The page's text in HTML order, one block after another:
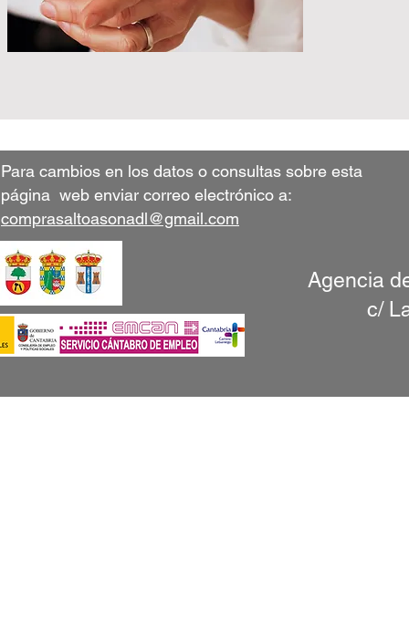
Para cambios en los datos o consultas sobre esta
página web enviar correo electrónico a:
comprasaltoasonadl@gmail.com
Agencia
c/